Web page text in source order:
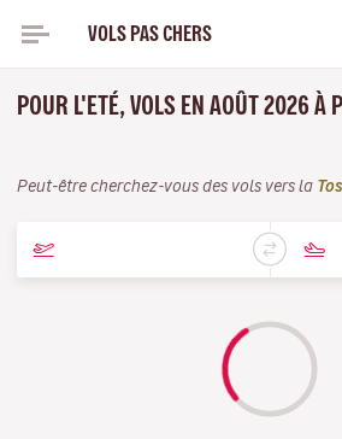
VOLS PAS CHERS
POUR L'ETÉ, VOLS EN AOÛT 2026 À
Peut-être cherchez-vous des vols vers la